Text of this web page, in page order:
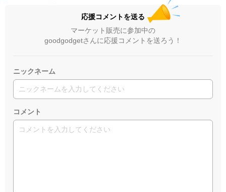
応援コメントを送る
マーケット販売に参加中の
goodgodgetさんに応援コメントを送ろう！
ニックネーム
コメント